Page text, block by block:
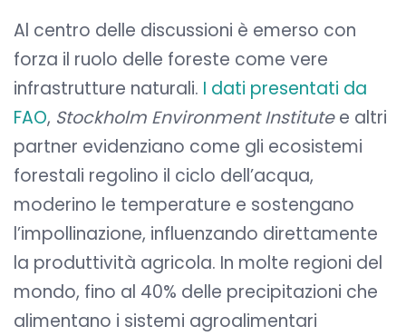
Al centro delle discussioni è emerso con
forza il ruolo delle foreste come vere
infrastrutture naturali. I dati presentati da
FAO, Stockholm Environment Institutee altri
partner evidenziano come gli ecosistemi
forestali regolino il ciclo dell’acqua,
moderino le temperature e sostengano
l’impollinazione, influenzando direttamente
la produttività agricola. In molte regioni del
mondo, fino al 40% delle precipitazioni che
alimentano i sistemi agroalimentari